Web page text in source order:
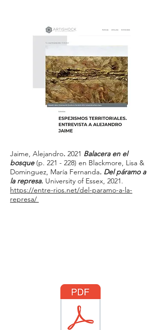
Jaime, Alejandro. 2021 Balacera en el
bosque(p. 221 - 228) en Blackmore, Lisa &
Dominguez, María Fernanda. Del páramo a
la represa. University of Essex, 2021.
https://entre-rios.net/del-paramo-a-la-
represa/